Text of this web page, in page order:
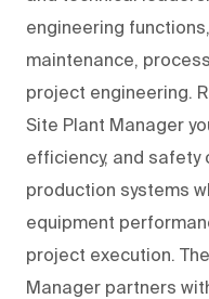
engineering
maintenance,
project engineering.
Site Plant Manager
efficiency, and
production systems
equipment
project execution.
Manager partners